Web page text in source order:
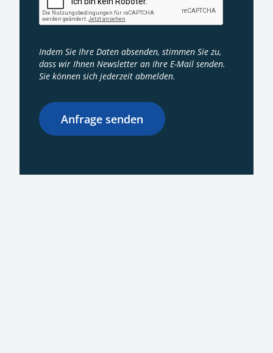
Indem Sie Ihre Daten absenden, stimmen Sie zu,
dass wir Ihnen Newsletter an Ihre E-Mail senden.
Sie können sich jederzeit abmelden.